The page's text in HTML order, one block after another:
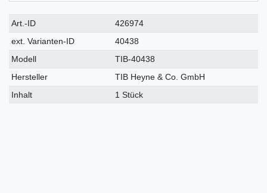
Technisches
Merkmal
Wert
Art.-ID
426974
ext. Varianten-ID
40438
Modell
TIB-40438
Hersteller
TIB Heyne & Co. GmbH
Inhalt
1 Stück